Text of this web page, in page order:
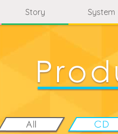
Story System